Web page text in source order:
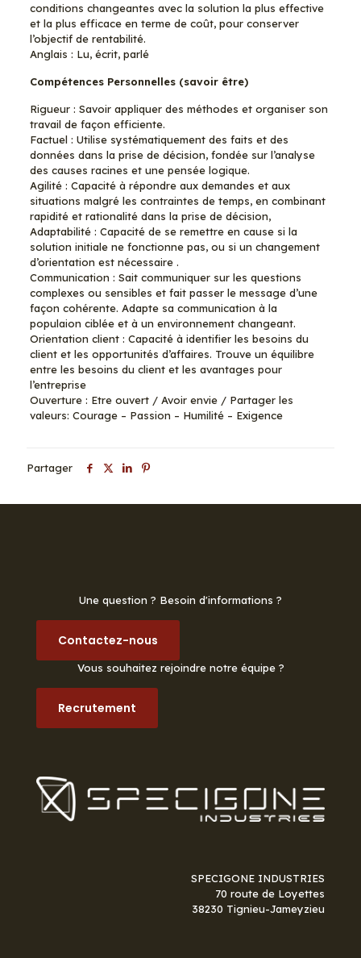
conditions changeantes avec la solution la plus effective
et la plus efficace en terme de coût, pour conserver
l’objectif de rentabilité.
Anglais : Lu, écrit, parlé
Compétences Personnelles (savoir être)
Rigueur : Savoir appliquer des méthodes et organiser son
travail de façon efficiente.
Factuel : Utilise systématiquement des faits et des
données dans la prise de décision, fondée sur l’analyse
des causes racines et une pensée logique.
Agilité : Capacité à répondre aux demandes et aux
situations malgré les contraintes de temps, en combinant
rapidité et rationalité dans la prise de décision,
Adaptabilité : Capacité de se remettre en cause si la
solution initiale ne fonctionne pas, ou si un changement
d’orientation est nécessaire .
Communication : Sait communiquer sur les questions
complexes ou sensibles et fait passer le message d’une
façon cohérente. Adapte sa communication à la
populaion ciblée et à un environnement changeant.
Orientation client : Capacité à identifier les besoins du
client et les opportunités d’affaires. Trouve un équilibre
entre les besoins du client et les avantages pour
l’entreprise
Ouverture : Etre ouvert / Avoir envie / Partager les
valeurs: Courage – Passion – Humilité – Exigence
Partager
Une question ? Besoin d'informations ?
Contactez-nous
Vous souhaitez rejoindre notre équipe ?
Recrutement
SPECIGONE INDUSTRIES
70 route de Loyettes
38230 Tignieu-Jameyzieu